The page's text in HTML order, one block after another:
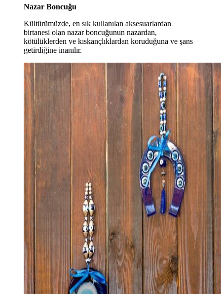
Nazar Boncuğu
Kültürümüzde, en sık kullanılan aksesuarlardan
birtanesi olan nazar boncuğunun nazardan,
kötülüklerden ve kıskançlıklardan koruduğuna ve şans
getirdiğine inanılır.